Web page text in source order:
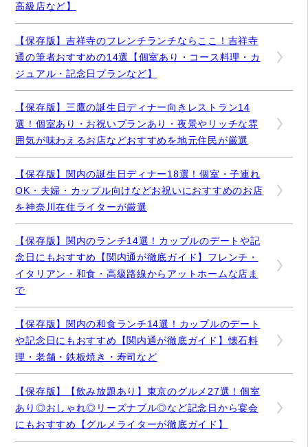
高級店など】
【保存版】吉祥寺のフレンチランチならここ！吉祥寺
通の筆者おすすめの14選【個室あり・コース料理・カ
ジュアル・記念日プランなど】
【保存版】三鷹の誕生日ディナー向きレストラン14
選！個室あり・お祝いプランあり・夜景やリッチな雰
囲気が味わえるお店などおすすめを地元住民が厳選
【保存版】関内の誕生日ディナー18選！個室・子連れ
OK・夫婦・カップル向けなどお祝いにおすすめのお店
を神奈川在住ライターが厳選
【保存版】関内のランチ14選！カップルのデートや記
念日にもおすすめ【関内通が徹底ガイド】フレンチ・
イタリアン・和食・高級路線からアットホームな店ま
で
【保存版】関内の和食ランチ14選！カップルのデート
や記念日にもおすすめ【関内通が徹底ガイド】懐石料
理・老舗・鉄板焼き・寿司など
【保存版】【飲み放題あり】東京のグルメ27選！個室
あり◎おしゃれ◎リーズナブル◎など記念日から宴会
にもおすすめ【グルメライターが徹底ガイド】